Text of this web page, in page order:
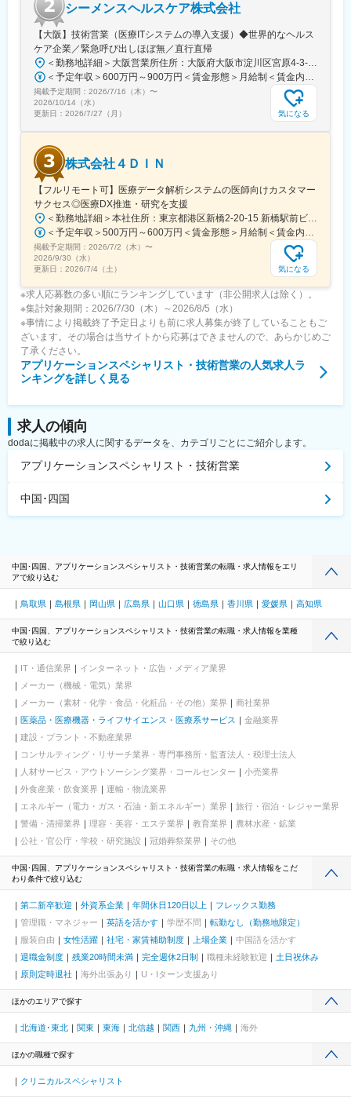
社にはない新製品。
https://www.medtronic.com/jp-ja/our-company/press/2025-06-
affera-mapping-ablation-system.html
■企業の魅力／特徴
当社は1949年の設立以来、医療技術の革新を続けており、電池式
体外型ペースメーカの開発やリードレスペースメーカ、手術支援
ロボットなどを提供しています。
変更の範囲：会社の定める業務
シーメンスヘルスケア株式会社
【大阪】技術営業（医療ITシステムの導入支援）◆世界的なヘルス
ケア企業／緊急呼び出しほぼ無／直行直帰
＜勤務地詳細＞大阪営業所住所：大阪府大阪市淀川区宮原4-3-39 新大阪NKビル受動喫煙対策：屋内全面禁煙変更の範囲：会社の定める事業所（リモートワーク含む）
＜予定年収＞600万円～900万円＜賃金形態＞月給制＜賃金内訳＞月額（基本給）：250,000円～500,000円固定残業手当/月：80,000円～130,000円（固定残業時間28時間0分/月）超過した時間外労働の残業手当は追加支給＜月給＞330,000円～630,000円（一律手当を含む）＜昇給有無＞有＜残業手当＞有＜給与補足＞※給与詳細は経験・能力・前職給与等を踏まえて決定致します。■昇給：年1回（10月）■賞与：年2回（6月・12月）賃金はあくまでも目安の金額であり、選考を通じて上下する可能性があります。月給(月額)は固定手当を含めた表記です。
掲載予定期間： 2026/7/16（木） 〜
2026/10/14（水）
更新日： 2026/7/27（月） 気になる
株式会社４ＤＩＮ
【フルリモート可】医療データ解析システムの医師向けカスタマー
サクセス◎医療DX推進・研究を支援
＜勤務地詳細＞本社住所：東京都港区新橋2-20-15 新橋駅前ビル1号館805受動喫煙対策：屋内全面禁煙変更の範囲：会社の定める事業所（リモートワーク含む）
＜予定年収＞500万円～600万円＜賃金形態＞月給制＜賃金内訳＞月額（基本給）：416,000円～500,000円＜月給＞416,000円～500,000円＜昇給有無＞有＜残業手当＞有＜給与補足＞※経験・能力を考慮の上、当社規定により決定します。賃金はあくまでも目安の金額であり、選考を通じて上下する可能性があります。月給(月額)は固定手当を含めた表記です。
掲載予定期間： 2026/7/2（木） 〜
2026/9/30（水）
更新日： 2026/7/4（土） 気になる
※求人応募数の多い順にランキングしています（非公開求人は除く）。
※集計対象期間：2026/7/30（木）～2026/8/5（水）
※事情により掲載終了予定日よりも前に求人募集が終了していることもご
ざいます。その場合は当サイトから応募はできませんので、あらかじめご
了承ください。
アプリケーションスペシャリスト・技術営業の人気求人ラ
ンキングを詳しく見る
求人の傾向
dodaに掲載中の求人に関するデータを、カテゴリごとにご紹介します。
アプリケーションスペシャリスト・技術営業
中国･四国
中国･四国、アプリケーションスペシャリスト・技術営業の転職・求人情報をエリ
アで絞り込む
鳥取県 島根県 岡山県 広島県 山口県 徳島県 香川県 愛媛県 高知県
中国･四国、アプリケーションスペシャリスト・技術営業の転職・求人情報を業種
で絞り込む
IT・通信業界
インターネット・広告・メディア業界
メーカー（機械・電気）業界
メーカー（素材・化学・食品・化粧品・その他）業界
商社業界
医薬品・医療機器・ライフサイエンス・医療系サービス
金融業界
建設・プラント・不動産業界
コンサルティング・リサーチ業界・専門事務所・監査法人・税理士法人
人材サービス・アウトソーシング業界・コールセンター
小売業界
外食産業・飲食業界
運輸・物流業界
エネルギー（電力・ガス・石油・新エネルギー）業界
旅行・宿泊・レジャー業界
警備・清掃業界
理容・美容・エステ業界 教育業界
農林水産・鉱業
公社・官公庁・学校・研究施設
冠婚葬祭業界 その他
中国･四国、アプリケーションスペシャリスト・技術営業の転職・求人情報をこだ
わり条件で絞り込む
第二新卒歓迎 外資系企業 年間休日120日以上
フレックス勤務
管理職・マネジャー
英語を活かす 学歴不問
転勤なし（勤務地限定）
服装自由
女性活躍 社宅・家賃補助制度 上場企業
中国語を活かす
退職金制度
残業20時間未満 完全週休2日制 職種未経験歓迎
土日祝休み
原則定時退社
海外出張あり U・Iターン支援あり
ほかのエリアで探す
北海道･東北 関東 東海 北信越 関西 九州・沖縄 海外
ほかの職種で探す
クリニカルスペシャリスト